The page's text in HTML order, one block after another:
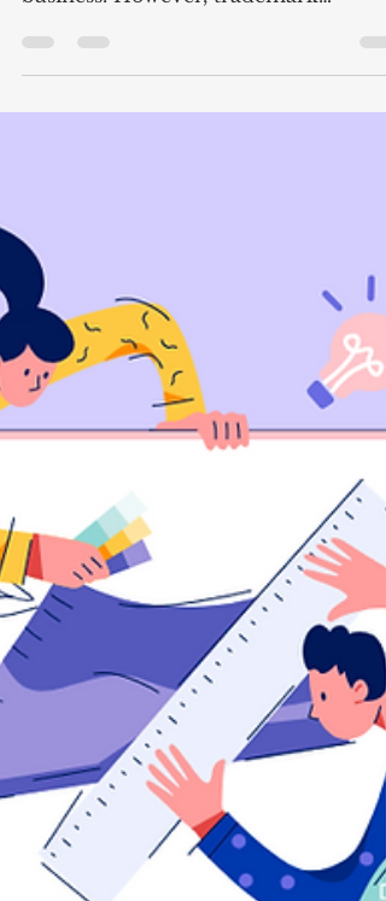
Trademark Law?
Trademarks are considered to be
among the most valuable assets for a